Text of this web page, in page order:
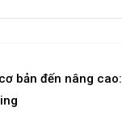
bản đến nâng cao: